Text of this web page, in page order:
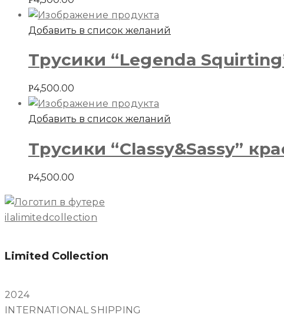
Добавить в список желаний
Трусики “Legenda
Р4,500.00
Добавить в список желаний
Трусики “Classy&Sassy”
Р4,500.00
ilalimitedcollection
Limited Collection
2024
INTERNATIONAL SHIPPING